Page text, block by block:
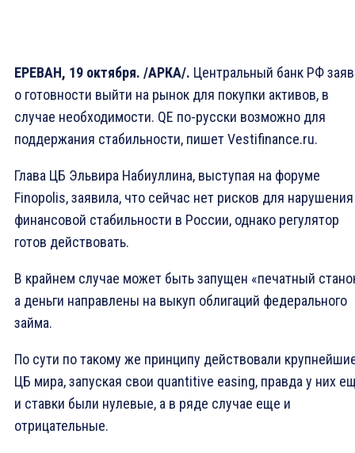
ЕРЕВАН, 19 октября. /АРКА/. Центральный банк РФ
о готовности выйти на рынок для покупки активов, в
случае необходимости. QE по-русски возможно для
поддержания стабильности, пишет Vestifinance.ru.
Глава ЦБ Эльвира Набиуллина, выступая на форуме
Finopolis, заявила, что сейчас нет рисков для нарушения
финансовой стабильности в России, однако регулятор
готов действовать.
В крайнем случае может быть запущен «печатный
а деньги направлены на выкуп облигаций федерального
займа.
По сути по такому же принципу действовали
ЦБ мира, запуская свои quantitive easing, правда у них
и ставки были нулевые, а в ряде случае еще и
отрицательные.